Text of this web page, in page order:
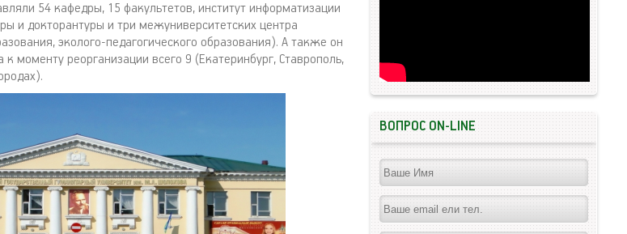
54 кафедры, 15 факультетов, институт информатизации
и докторантуры и три межуниверситетских центра
эколого-педагогического образования). А также он
моменту реорганизации всего 9 (Екатеринбург, Ставрополь,
ВОПРОС ON-LINE